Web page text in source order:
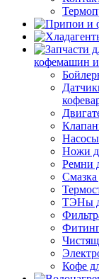
кофемашин
Ножи
Ремни
ТЭНы
Кофе